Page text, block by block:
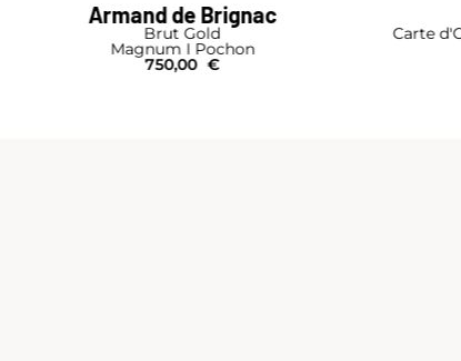
Drappier
Carte d'Or Box testa a testa con 2 bicchieri
Bouteille I Coffret
79,00 €